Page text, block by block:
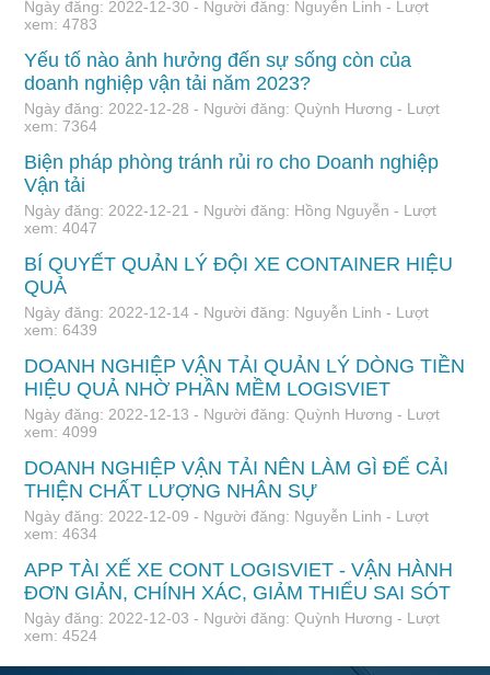
Ngày đăng: 2022-12-30 - Người đăng: Nguyễn Linh - Lượt
xem: 4783
Yếu tố nào ảnh hưởng đến sự sống còn của
doanh nghiệp vận tải năm 2023?
Ngày đăng: 2022-12-28 - Người đăng: Quỳnh Hương - Lượt
xem: 7364
Biện pháp phòng tránh rủi ro cho Doanh nghiệp
Vận tải
Ngày đăng: 2022-12-21 - Người đăng: Hồng Nguyễn - Lượt
xem: 4047
BÍ QUYẾT QUẢN LÝ ĐỘI XE CONTAINER HIỆU
QUẢ
Ngày đăng: 2022-12-14 - Người đăng: Nguyễn Linh - Lượt
xem: 6439
DOANH NGHIỆP VẬN TẢI QUẢN LÝ DÒNG TIỀN
HIỆU QUẢ NHỜ PHẦN MỀM LOGISVIET
Ngày đăng: 2022-12-13 - Người đăng: Quỳnh Hương - Lượt
xem: 4099
DOANH NGHIỆP VẬN TẢI NÊN LÀM GÌ ĐỂ CẢI
THIỆN CHẤT LƯỢNG NHÂN SỰ
Ngày đăng: 2022-12-09 - Người đăng: Nguyễn Linh - Lượt
xem: 4634
APP TÀI XẾ XE CONT LOGISVIET - VẬN HÀNH
ĐƠN GIẢN, CHÍNH XÁC, GIẢM THIỂU SAI SÓT
Ngày đăng: 2022-12-03 - Người đăng: Quỳnh Hương - Lượt
xem: 4524